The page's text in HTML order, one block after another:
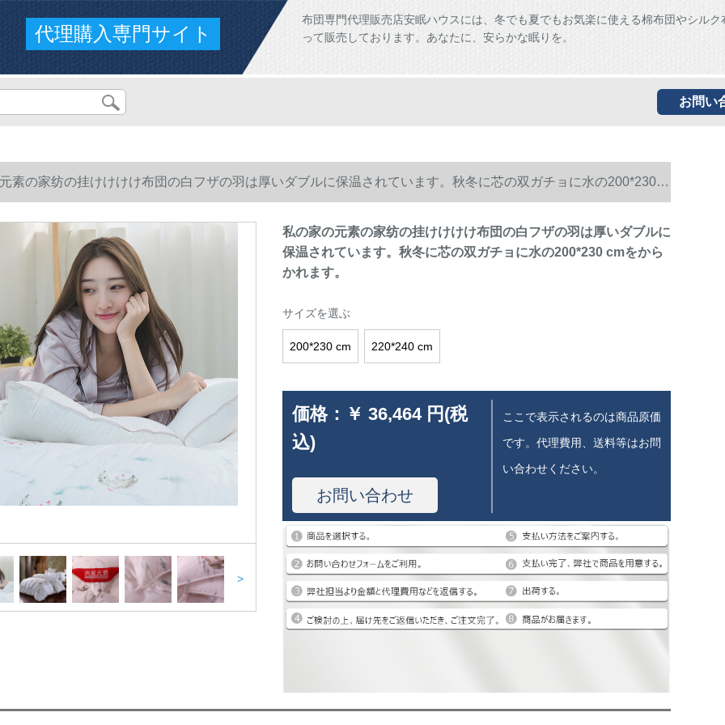
代理購入専門サイト
布団専門代理販売店安眠ハウスには、冬でも夏でもお気楽に使える棉布団やシルク
って販売しております。あなたに、安らかな眠りを。
お問い
素の家纺の挂けけけけ布団の白フザの羽は厚いダブルに保温されています。秋冬に芯の双ガチョに水の200*230
れます。
>
私の家の元素の家纺の挂けけけけ布団の白フザの羽は厚いダブルに
保温されています。秋冬に芯の双ガチョに水の200*230 cmをから
かれます。
サイズを選ぶ
200*230 cm 220*240 cm
価格： ￥ 36,464 円(税
込)
お問い合わせ
ここで表示されるのは商品原価
です。代理費用、送料等はお問
い合わせください。